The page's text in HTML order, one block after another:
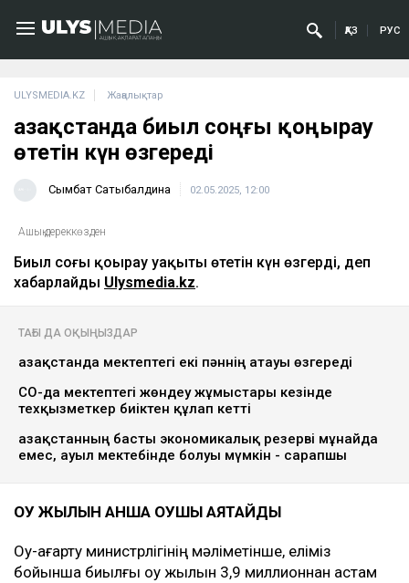
ҚАЗ РУС
ULYSMEDIA.KZ Жаңалықтар
Қазақстанда биыл соңғы қоңырау
өтетін күн өзгереді
Сымбат Сатыбалдина 02.05.2025, 12:00
Ашық дереккөзден
Биыл соңғы қоңырау уақыты өтетін күн өзгерді, деп
хабарлайды Ulysmedia.kz.
ТАҒЫ ДА ОҚЫҢЫЗДАР
Қазақстанда мектептегі екі пәннің атауы өзгереді
СҚО-да мектептегі жөндеу жұмыстары кезінде
техқызметкер биіктен құлап кетті
Қазақстанның басты экономикалық резерві мұнайда
емес, ауыл мектебінде болуы мүмкін - сарапшы
ОҚУ ЖЫЛЫН ҚАНША ОҚУШЫ АЯҚТАЙДЫ
Оқу-ағарту министрлігінің мәліметінше, еліміз
бойынша биылғы оқу жылын 3,9 миллионнан астам